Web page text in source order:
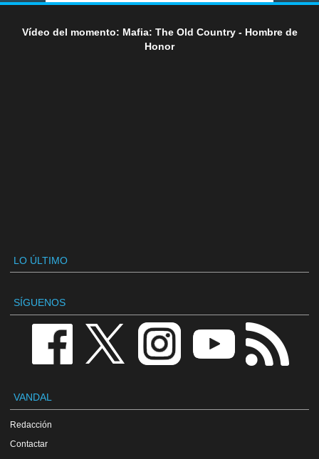
Vídeo del momento: Mafia: The Old Country - Hombre de
Honor
LO ÚLTIMO
SÍGUENOS
VANDAL
Redacción
Contactar